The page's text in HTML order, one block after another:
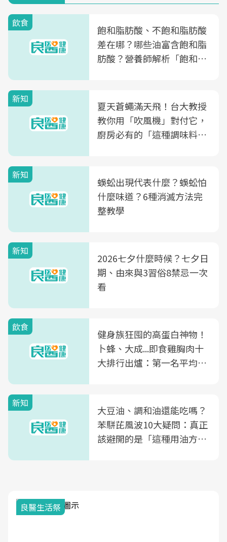
飲食
飽和脂肪酸、不飽和脂肪酸
差在哪？哪些油富含飽和脂
肪酸？營養師解析「飽和脂
新知
夏天蒼蠅滿天飛！台大教授
教你用「吹風機」對付它，
廚房必有的「這種調味料」
新知
蜈蚣出現代表什麼？蜈蚣怕
什麼味道？6種消滅方法完
整教學
新知
2026七夕什麼時候？七夕日
期、由來與3習俗8禁忌一次
看
飲食
健身族狂囤的高蛋白神物！
卜蜂、大成...即食雞胸肉十
大排行出爐：第一名平均一
新知
大豆油、調和油還能吃嗎？
苯駢芘風波10大疑問：真正
該避開的是「這種用油方
良醫生活祭